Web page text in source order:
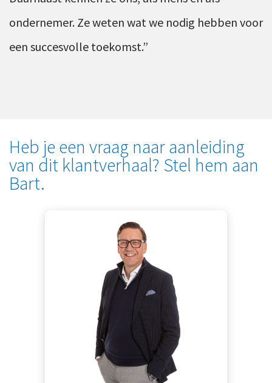
ondernemer. Ze weten wat we nodig hebben voor
een succesvolle toekomst.”
Heb je een vraag naar aanleiding
van dit klantverhaal? Stel hem aan
Bart.